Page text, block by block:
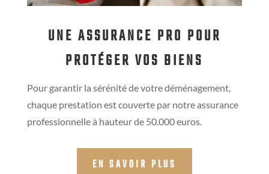
UNE ASSURANCE PRO POUR
PROTÉGER VOS BIENS
Pour garantir la sérénité de votre déménagement,
chaque prestation est couverte par notre assurance
professionnelle à hauteur de 50.000 euros.
EN SAVOIR PLUS